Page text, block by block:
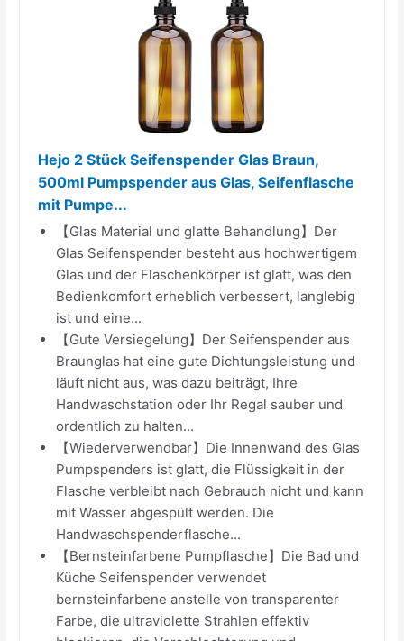
Hejo 2 Stück Seifenspender Glas Braun,
500ml Pumpspender aus Glas, Seifenflasche
mit Pumpe...
【Glas Material und glatte Behandlung】Der
Glas Seifenspender besteht aus hochwertigem
Glas und der Flaschenkörper ist glatt, was den
Bedienkomfort erheblich verbessert, langlebig
ist und eine...
【Gute Versiegelung】Der Seifenspender aus
Braunglas hat eine gute Dichtungsleistung und
läuft nicht aus, was dazu beiträgt, Ihre
Handwaschstation oder Ihr Regal sauber und
ordentlich zu halten...
【Wiederverwendbar】Die Innenwand des Glas
Pumpspenders ist glatt, die Flüssigkeit in der
Flasche verbleibt nach Gebrauch nicht und kann
mit Wasser abgespült werden. Die
Handwaschspenderflasche...
【Bernsteinfarbene Pumpflasche】Die Bad und
Küche Seifenspender verwendet
bernsteinfarbene anstelle von transparenter
Farbe, die ultraviolette Strahlen effektiv